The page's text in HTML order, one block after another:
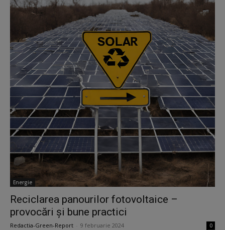
Energie
Reciclarea panourilor fotovoltaice –
provocări și bune practici
Redactia-Green-Report 9 februarie 2024 0